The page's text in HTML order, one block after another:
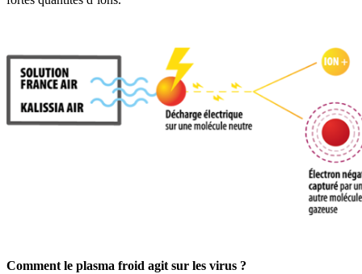
Comment le plasma froid agit sur les virus ?